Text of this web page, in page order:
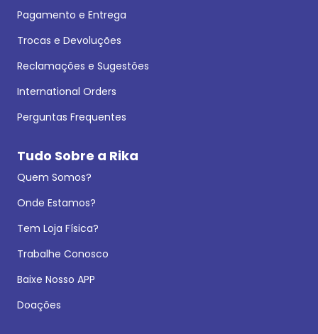
Pagamento e Entrega
Trocas e Devoluções
Reclamações e Sugestões
International Orders
Perguntas Frequentes
Tudo Sobre a Rika
Quem Somos?
Onde Estamos?
Tem Loja Física?
Trabalhe Conosco
Baixe Nosso APP
Doações